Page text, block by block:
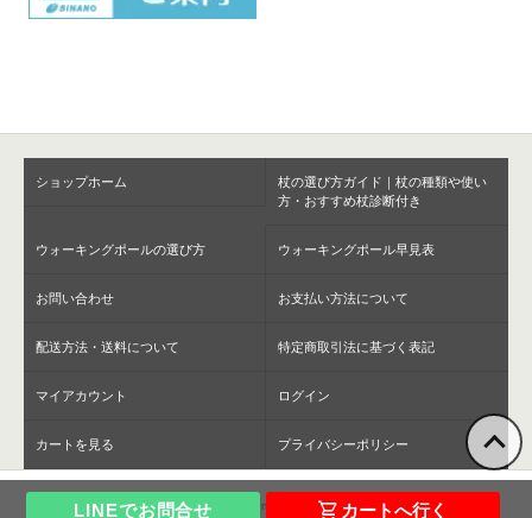
ショップホーム
杖の選び方ガイド｜杖の種類や使い
方・おすすめ杖診断付き
ウォーキングポールの選び方 ウォーキングポール早見表
お問い合わせ お支払い方法について
配送方法・送料について 特定商取引法に基づく表記
マイアカウント ログイン
カートを見る プライバシーポリシー
Copyright ©SINANO Company All rights reserved.
LINEでお問合せ shopping_cart カートへ行く